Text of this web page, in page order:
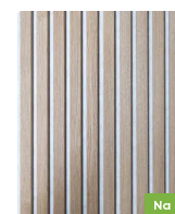
Na